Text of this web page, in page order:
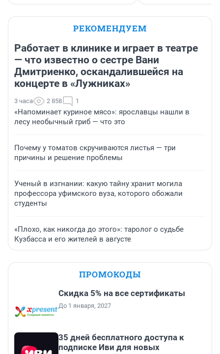
РЕКОМЕНДУЕМ
Работает в клинике и играет в театре
— что известно о сестре Вани
Дмитриенко, оскандалившейся на
концерте в «Лужниках»
3 часа 2 858 1
«Напоминает куриное мясо»: ярославцы нашли в
лесу необычный гриб — что это
Почему у томатов скручиваются листья — три
причины и решение проблемы
Ученый в изгнании: какую тайну хранит могила
профессора уфимского вуза, которого обожали
студенты
«Плохо, как никогда до этого»: таролог о судьбе
Кузбасса и его жителей в августе
ПРОМОКОДЫ
Скидка 5% на все сертификаты
До 1 января, 2027
35 дней бесплатного доступа к
подписке Иви для новых